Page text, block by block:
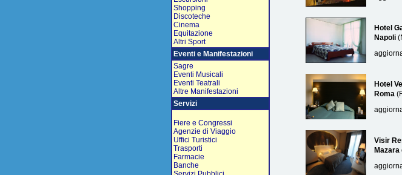
Shopping
Discoteche
Cinema
Equitazione
Altri Sport
Eventi e Manifestazioni
Sagre
Eventi Musicali
Eventi Teatrali
Altre Manifestazioni
Servizi
Fiere e Congressi
Agenzie di Viaggio
Uffici Turistici
Trasporti
Farmacie
Banche
Hotel
Napoli
Hotel
Roma
Visir
Mazara